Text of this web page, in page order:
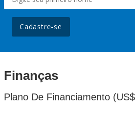
Cadastre-se
Finanças
Plano De Financiamento